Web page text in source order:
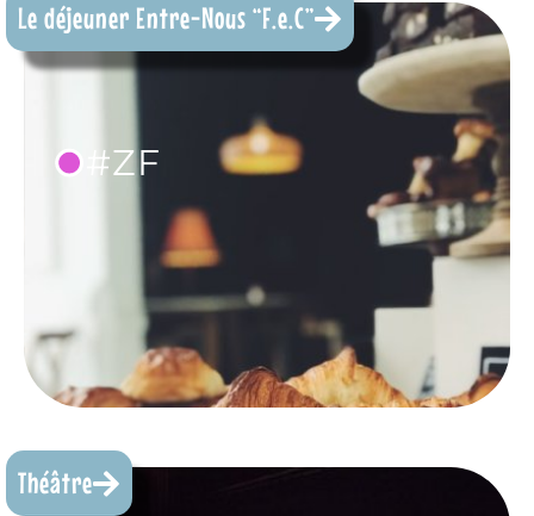
Le déjeuner Entre-Nous “F.e.C”
• #ZF
Théâtre